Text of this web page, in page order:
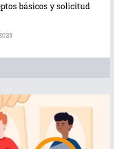
básicos y solicitud